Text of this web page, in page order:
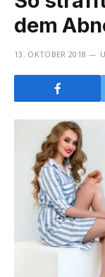
dem
13. OKTOBER 2018